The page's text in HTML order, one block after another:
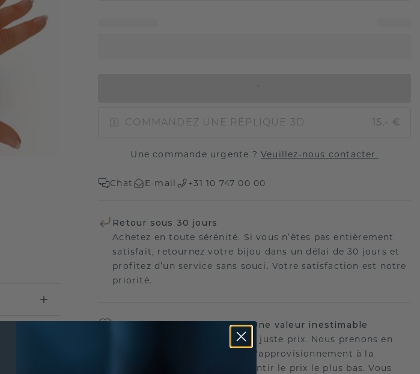
COMMANDEZ UNE RÉPLIQUE 3D 15,- €
Une commande urgente ? Veuillez-nous contacter.
Chat E-mail +31 10 747 00 00
Retour sous 30 jours
Achetez en toute sérénité. Si vous n’êtes pas entièrement
satisfait, retournez votre bijou dans un délai de 30 jours et
profitez d’un service sans souci. Votre satisfaction est notre
priorité.
Votre vision, notre métier : Une valeur inestimable
Obtenez la pièce parfaite - au juste prix. Nous prenons en
charge toutes les étapes, de l'approvisionnement à la
fabrication, afin de vous garantir le prix le plus bas. Vous